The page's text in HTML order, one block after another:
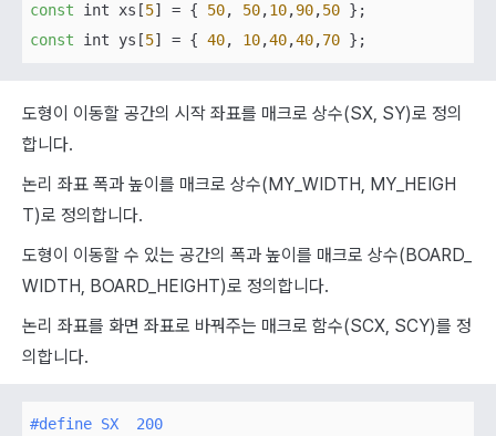
const int xs[5] = { 50, 50,10,90,50
const int ys[5] = { 40, 10,40,40,70 };
도형이 이동할 공간의 시작 좌표를 매크로 상수(SX, SY)로 정의
합니다.
논리 좌표 폭과 높이를 매크로 상수(MY_WIDTH, MY_HEIGH
T)로 정의합니다.
도형이 이동할 수 있는 공간의 폭과 높이를 매크로 상수(BOARD_
WIDTH, BOARD_HEIGHT)로 정의합니다.
논리 좌표를 화면 좌표로 바꿔주는 매크로 함수(SCX, SCY)를 정
의합니다.
#define SX  200